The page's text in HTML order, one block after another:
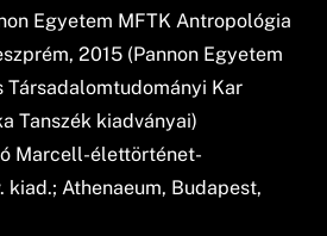
Egyetem MFTK Antropológia
2015 (Pannon Egyetem
Társadalomtudományi Kar
Tanszék kiadványai)
Marcell-élettörténet-
kiad.; Athenaeum, Budapest,